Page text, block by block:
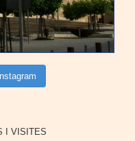
I VISITES